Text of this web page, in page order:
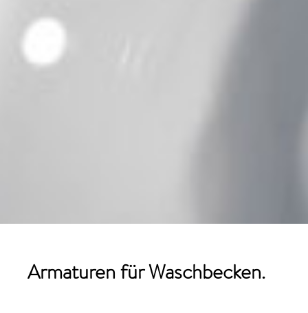
Armaturen für Waschbecken.